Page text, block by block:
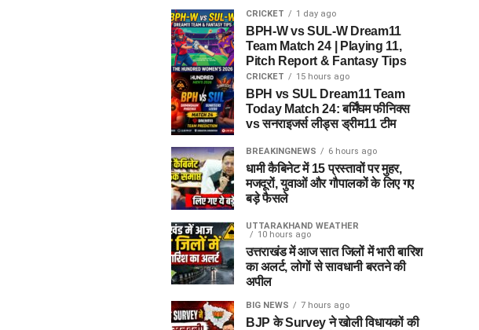
CRICKET 1 day ago
BPH-W vs SUL-W Dream11
Team Match 24 | Playing 11,
Pitch Report & Fantasy Tips
CRICKET 15 hours ago
BPH vs SUL Dream11 Team
Today Match 24: बर्मिंघम फीनिक्स
vs सनराइजर्स लीड्स ड्रीम11 टीम
BREAKINGNEWS 6 hours ago
धामी कैबिनेट में 15 प्रस्तावों पर मुहर,
मजदूरों, युवाओं और गौपालकों के लिए गए
बड़े फैसले
UTTARAKHAND WEATHER
10 hours ago
उत्तराखंड में आज सात जिलों में भारी बारिश
का अलर्ट, लोगों से सावधानी बरतने की
अपील
BIG NEWS 7 hours ago
BJP के Survey ने खोली विधायकों की